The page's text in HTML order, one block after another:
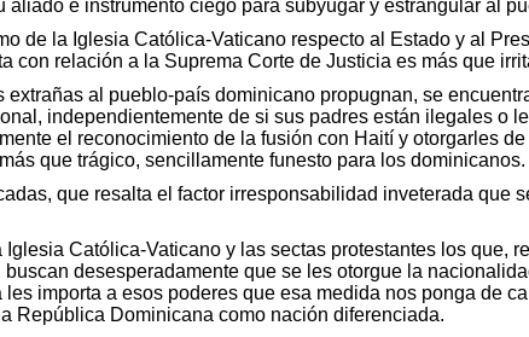
aliado e instrumento ciego para subyugar y estrangular al
de la Iglesia Católica-Vaticano respecto al Estado y al
con relación a la Suprema Corte de Justicia es más que
extrañas al pueblo-país dominicano propugnan, se
independientemente de si sus padres están ilegales o
el reconocimiento de la fusión con Haití y otorgarles
que trágico, sencillamente funesto para los dominicanos.
que resalta el factor irresponsabilidad inveterada que
Católica-Vaticano y las sectas protestantes los que,
desesperadamente que se les otorgue la
importa a esos poderes que esa medida nos ponga de
República Dominicana como nación diferenciada.